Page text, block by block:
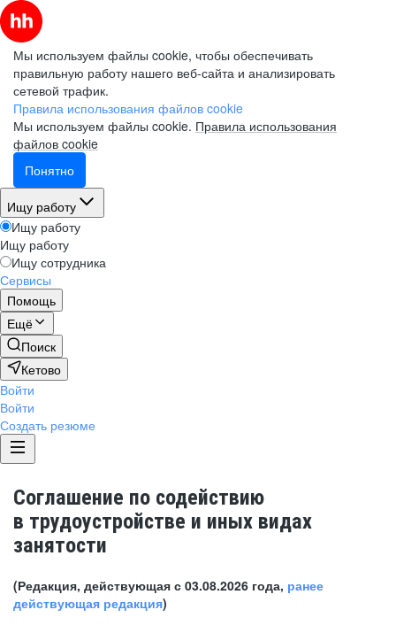
Мы используем файлы cookie, чтобы обеспечивать
правильную работу нашего веб-сайта и анализировать
сетевой трафик.
Правила использования файлов cookie
Мы используем файлы cookie. Правила использования
файлов cookie
Понятно
Ищу работу
Ищу работу
Ищу работу
Ищу сотрудника
Сервисы
Помощь
Ещё
Поиск
Кетово
Войти
Войти
Создать резюме
Соглашение по содействию
в трудоустройстве и иных видах
занятости
(Редакция, действующая с 03.08.2026 года, ранее
действующая редакция)